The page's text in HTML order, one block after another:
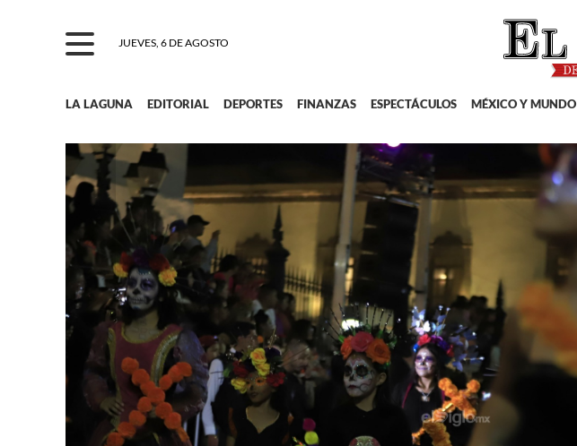
JUEVES, 6 DE AGOSTO
LA LAGUNA EDITORIAL DEPORTES FINANZAS ESPECTÁCULOS MÉXICO Y MUNDO